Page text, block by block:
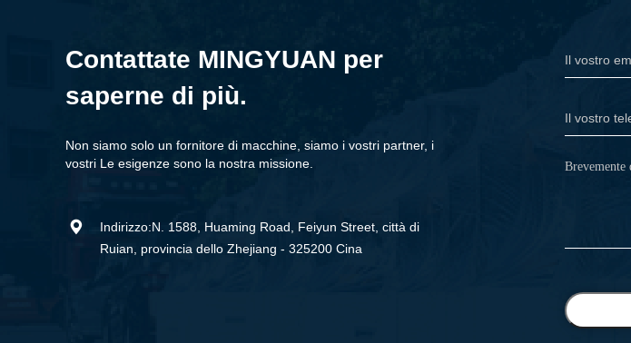
Contattate MINGYUAN per
saperne di più.
Non siamo solo un fornitore di macchine, siamo i vostri partner, i
vostri Le esigenze sono la nostra missione.

Indirizzo:N. 1588, Huaming Road, Feiyun Street, città di
Ruian, provincia dello Zhejiang - 325200 Cina